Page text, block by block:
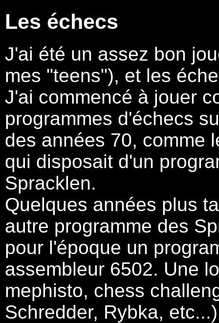
Les échecs
J'ai été un assez bon
mes "teens"), et les
J'ai commencé à jouer
programmes d'échecs
des années 70, comme
qui disposait d'un
Spracklen.
Quelques années plus
autre programme des
pour l'époque un
assembleur 6502. Une
mephisto, chess
Schredder, Rybka, etc...)